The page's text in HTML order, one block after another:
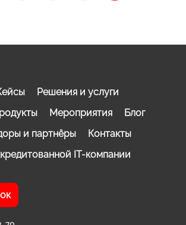
Решения и услуги
Мероприятия
Блог
и партнёры
Контакты
IT-компании